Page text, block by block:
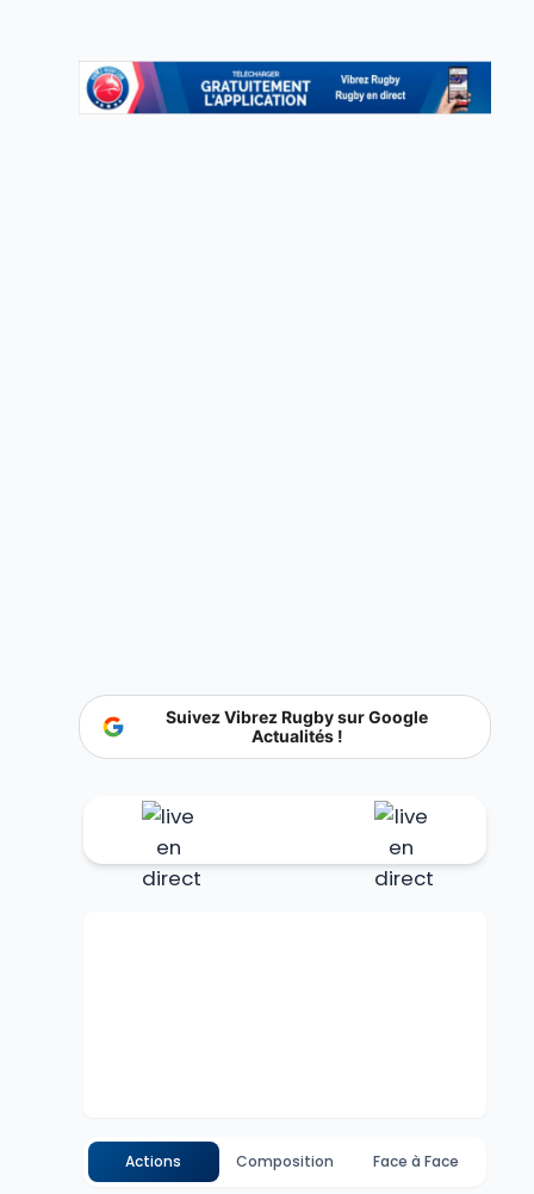
Suivez Vibrez Rugby sur Google
Actualités !
Actions Composition Face à Face